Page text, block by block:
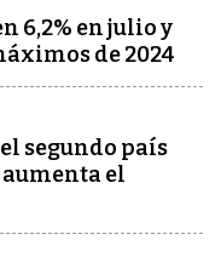
6,2% en julio y
de 2024
segundo país
aumenta el